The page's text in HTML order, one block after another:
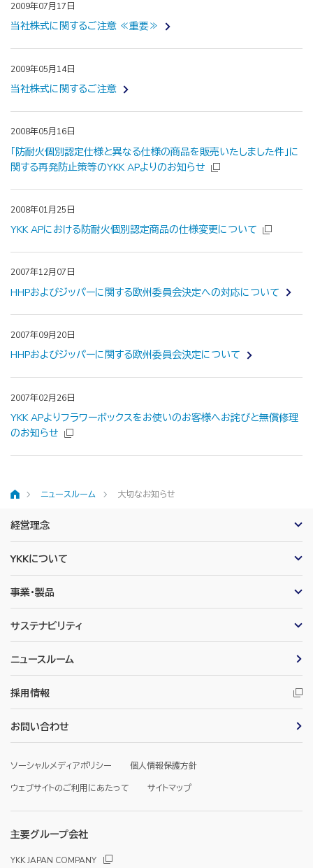
2009年07月17日
当社株式に関するご注意 ≪重要≫
2009年05月14日
当社株式に関するご注意
2008年05月16日
「防耐火個別認定仕様と異なる仕様の商品を販売いたしました件」に
関する再発防止策等のYKK APよりのお知らせ
2008年01月25日
YKK APにおける防耐火個別認定商品の仕様変更について
2007年12月07日
HHPおよびジッパーに関する欧州委員会決定への対応について
2007年09月20日
HHPおよびジッパーに関する欧州委員会決定について
2007年02月26日
YKK APよりフラワーボックスをお使いのお客様へお詫びと無償修理
のお知らせ
ホームニュースルーム 大切なお知らせ
経営理念
YKKについて
事業・製品
サステナビリティ
ニュースルーム
採用情報
お問い合わせ
ソーシャルメディアポリシー
個人情報保護方針
ウェブサイトのご利用にあたって
サイトマップ
主要グループ会社
YKK JAPAN COMPANY